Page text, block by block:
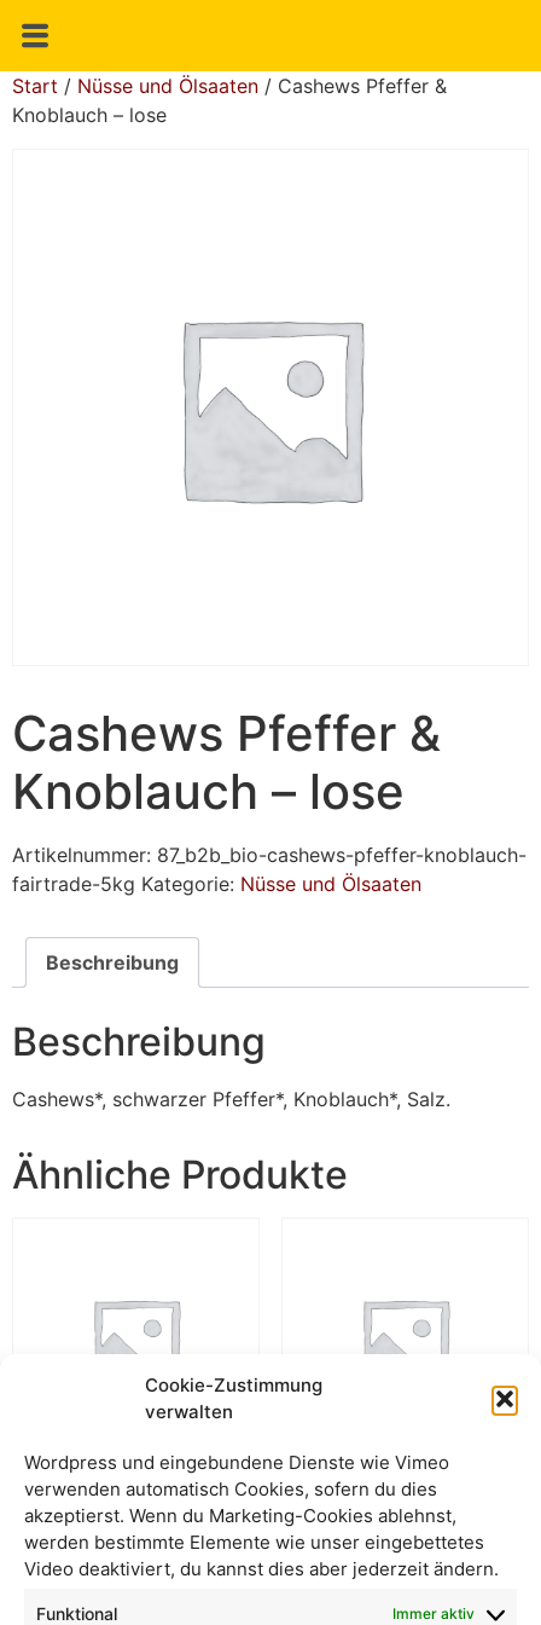
Cookie-Zustimmung
verwalten
Wordpress und eingebundene Dienste wie Vimeo
verwenden automatisch Cookies, sofern du dies
akzeptierst. Wenn du Marketing-Cookies ablehnst,
werden bestimmte Elemente wie unser eingebettetes
Video deaktiviert, du kannst dies aber jederzeit ändern.
Funktional Immer aktiv
Start / Nüsse und Ölsaaten / Cashews Pfeffer &
Knoblauch – lose
Cashews Pfeffer &
Knoblauch – lose
Artikelnummer: 87_b2b_bio-cashews-pfeffer-knoblauch-
fairtrade-5kg Kategorie: Nüsse und Ölsaaten
Beschreibung
Beschreibung
Cashews*, schwarzer Pfeffer*, Knoblauch*, Salz.
Ähnliche Produkte
Walnüsse geknackt
Hanfsamen ungeschält
lose